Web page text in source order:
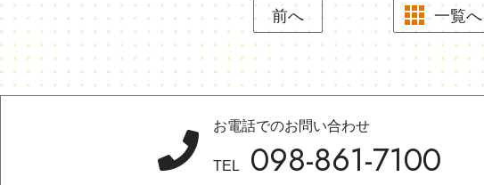
前へ 一覧へ
お電話でのお問い合わせ
TEL 098-861-7100